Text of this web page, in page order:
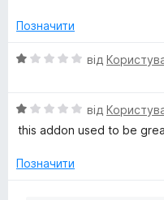
Позначити
О
н
к
1
від
О
ц
н
від
this addon used to be
Позначити